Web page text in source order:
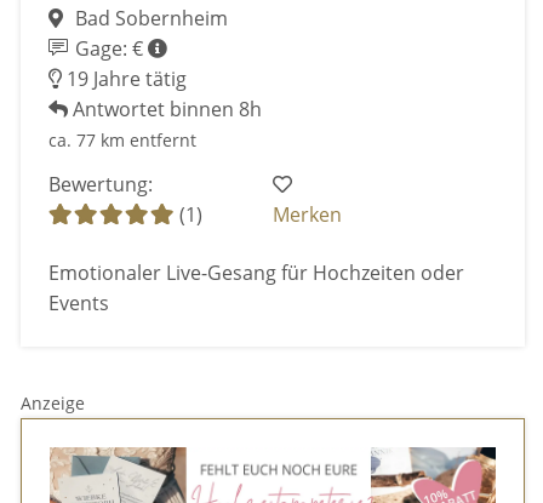
Bad Sobernheim
Gage: €
19 Jahre tätig
Antwortet binnen 8h
ca. 77 km entfernt
Bewertung:
(1)
Merken
Emotionaler Live-Gesang für Hochzeiten oder
Events
Anzeige